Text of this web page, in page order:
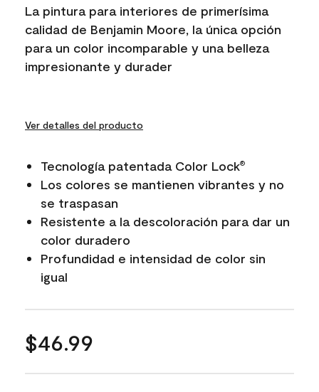
link.
La pintura para interiores de primerísima
calidad de Benjamin Moore, la única opción
para un color incomparable y una belleza
impresionante y durader
Ver detalles del producto
Tecnología patentada Color Lock®
Los colores se mantienen vibrantes y no
se traspasan
Resistente a la descoloración para dar un
color duradero
Profundidad e intensidad de color sin
igual
$46.99